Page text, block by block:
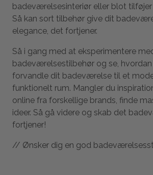
badeværelsesinteriør eller blot
Så kan sort tilbehør give dit
elegance, det fortjener.
Så i gang med at eksperimentere
badeværelsestilbehør og se,
forvandle dit badeværelse til et
funktionelt rum. Mangler du
online fra forskellige brands, finde
ideer. Så gå videre og skab det
fortjener!
// Ønsker dig en god